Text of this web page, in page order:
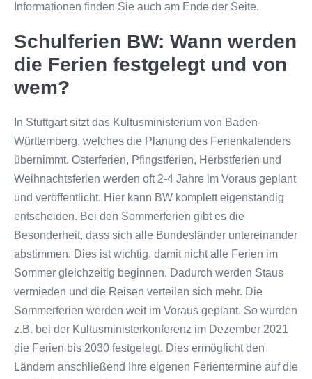
Informationen finden Sie auch am Ende der Seite.
Schulferien BW: Wann werden
die Ferien festgelegt und von
wem?
In Stuttgart sitzt das Kultusministerium von Baden-
Württemberg, welches die Planung des Ferienkalenders
übernimmt. Osterferien, Pfingstferien, Herbstferien und
Weihnachtsferien werden oft 2-4 Jahre im Voraus geplant
und veröffentlicht. Hier kann BW komplett eigenständig
entscheiden. Bei den Sommerferien gibt es die
Besonderheit, dass sich alle Bundesländer untereinander
abstimmen. Dies ist wichtig, damit nicht alle Ferien im
Sommer gleichzeitig beginnen. Dadurch werden Staus
vermieden und die Reisen verteilen sich mehr. Die
Sommerferien werden weit im Voraus geplant. So wurden
z.B. bei der Kultusministerkonferenz im Dezember 2021
die Ferien bis 2030 festgelegt. Dies ermöglicht den
Ländern anschließend Ihre eigenen Ferientermine auf die